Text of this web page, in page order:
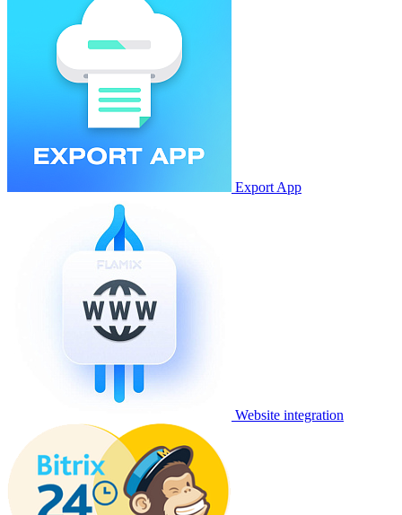
Export App
Website integration